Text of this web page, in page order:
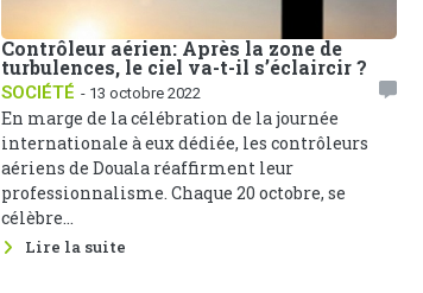
Contrôleur aérien: Après la zone de
turbulences, le ciel va-t-il s’éclaircir ?
SOCIÉTÉ - 13 octobre 2022
En marge de la célébration de la journée
internationale à eux dédiée, les contrôleurs
aériens de Douala réaffirment leur
professionnalisme. Chaque 20 octobre, se
célèbre...
Lire la suite